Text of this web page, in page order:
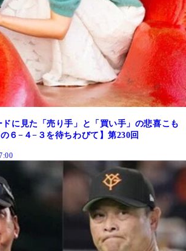
に見た「売り手」と「買い手」の悲喜こも
６−４−３を待ちわびて】第230回